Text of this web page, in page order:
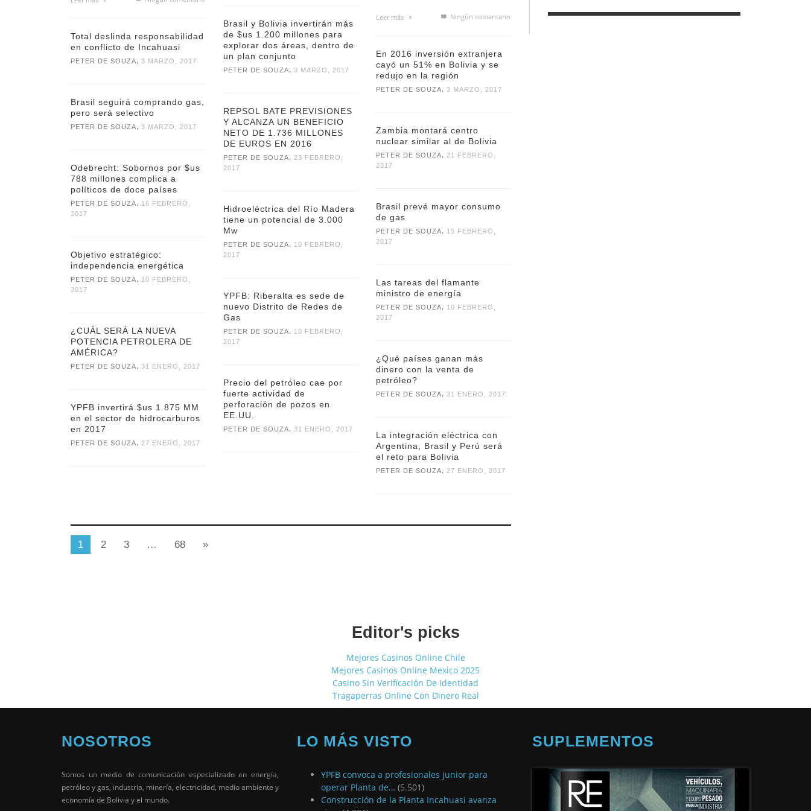
Leer más Ningún comentario
Brasil y Bolivia invertirán más
de $us 1.200 millones para
explorar dos áreas, dentro de
un plan conjunto
PETER DE SOUZA 3 MARZO, 2017
Total deslinda responsabilidad
en conflicto de Incahuasi
PETER DE SOUZA 3 MARZO, 2017
En 2016 inversión extranjera
cayó un 51% en Bolivia y se
redujo en la región
PETER DE SOUZA 3 MARZO, 2017
Brasil seguirá comprando gas,
pero será selectivo
PETER DE SOUZA 3 MARZO, 2017
REPSOL BATE PREVISIONES
Y ALCANZA UN BENEFICIO
NETO DE 1.736 MILLONES
DE EUROS EN 2016
PETER DE SOUZA
23 FEBRERO,
2017
Zambia montará centro
nuclear similar al de Bolivia
PETER DE SOUZA
21 FEBRERO,
2017
Odebrecht: Sobornos por $us
788 millones complica a
políticos de doce países
PETER DE SOUZA
16 FEBRERO,
2017
Brasil prevé mayor consumo
de gas
PETER DE SOUZA
15 FEBRERO,
2017
Hidroeléctrica del Río Madera
tiene un potencial de 3.000
Mw
PETER DE SOUZA
10 FEBRERO,
2017
Objetivo estratégico:
independencia energética
PETER DE SOUZA
10 FEBRERO,
2017
Las tareas del flamante
ministro de energía
PETER DE SOUZA
10 FEBRERO,
2017
YPFB: Riberalta es sede de
nuevo Distrito de Redes de
Gas
PETER DE SOUZA
10 FEBRERO,
2017
¿CUÁL SERÁ LA NUEVA
POTENCIA PETROLERA DE
AMÉRICA?
PETER DE SOUZA 31 ENERO, 2017
¿Qué países ganan más
dinero con la venta de
petróleo?
PETER DE SOUZA 31 ENERO, 2017
Precio del petróleo cae por
fuerte actividad de
perforación de pozos en
EE.UU.
PETER DE SOUZA 31 ENERO, 2017
YPFB invertirá $us 1.875 MM
en el sector de hidrocarburos
en 2017
PETER DE SOUZA 27 ENERO, 2017
La integración eléctrica con
Argentina, Brasil y Perú será
el reto para Bolivia
PETER DE SOUZA 27 ENERO, 2017
1 2 3 … 68 »
Editor's picks
Mejores Casinos Online Chile
Mejores Casinos Online Mexico 2025
Casino Sin Verificación De Identidad
Tragaperras Online Con Dinero Real
NOSOTROS
Somos un medio de comunicación especializado en energía,
petróleo y gas, industria, minería, electricidad, medio ambiente y
economía de Bolivia y el mundo.
LO MÁS VISTO
YPFB convoca a profesionales junior para
operar Planta de… (5.501)
Construcción de la Planta Incahuasi avanza
SUPLEMENTOS